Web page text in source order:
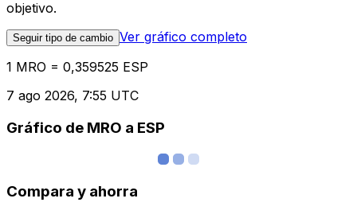
objetivo.
Seguir tipo de cambio Ver gráfico completo
1 MRO = 0,359525 ESP
7 ago 2026, 7:55 UTC
Gráfico de MRO a ESP
Compara y ahorra